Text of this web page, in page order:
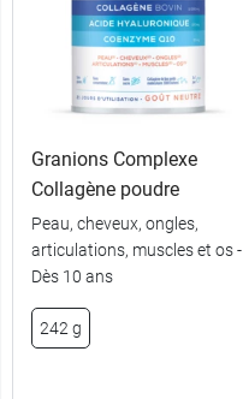
45 gélules 6,39 €
150 gélules
Granions Complexe
Collagène poudre
Peau, cheveux, ongles,
articulations, muscles et os -
Dès 10 ans
242 g